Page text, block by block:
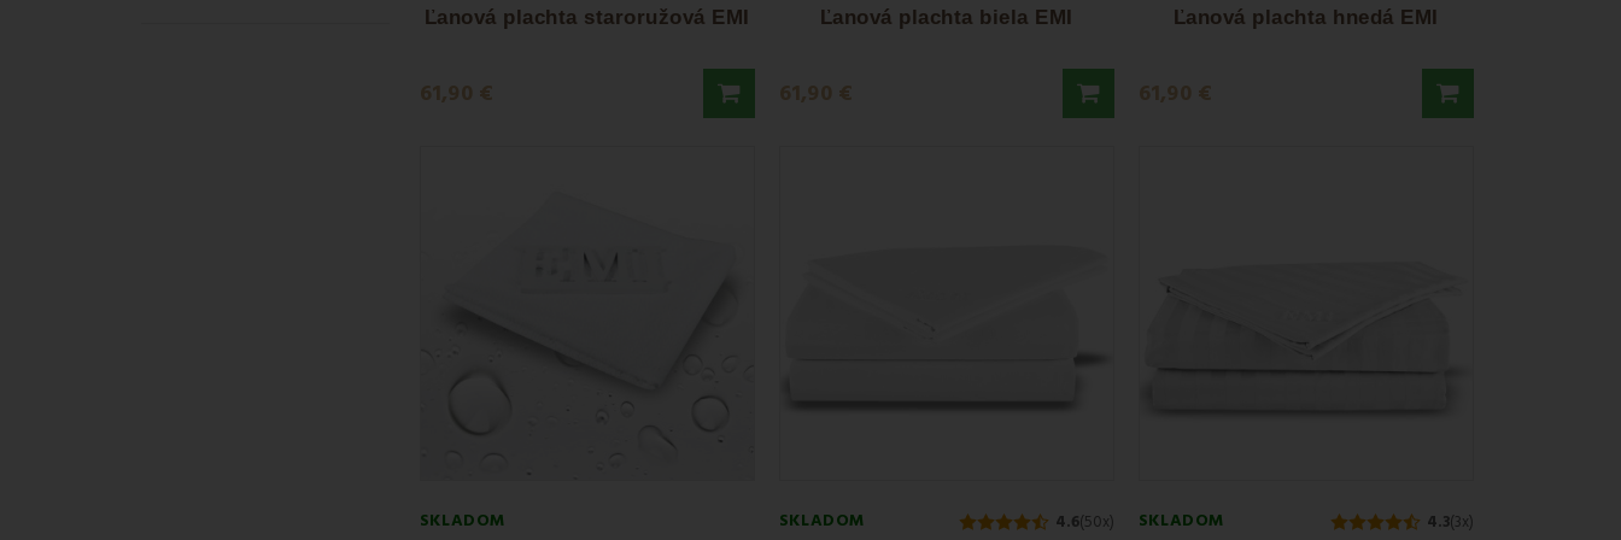
Vyberte si svoju ideálnu už dnes – alebo nás kontaktujte a my vám ju ušijeme presne podľa vašich predstáv.
Ľanová plachta staroružová EMI
61,90 €
Ľanová plachta biela EMI
61,90 €
Ľanová plachta hnedá EMI
61,90 €
SKLADOM SKLADOM 4.6(50x) SKLADOM 4.3(3x)